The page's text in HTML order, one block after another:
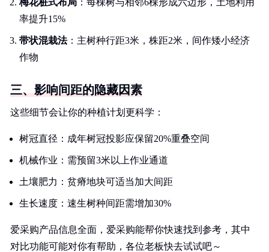
梅花桩式布局 ：每棵树与相邻6棵形成六边形，土地利用
率提升15%
带状混栽法：主树种行距3米，株距2米，间作矮小经济
作物
三、影响间距的隐藏因素
这些细节会让你的种植计划更科学：
树冠直径：成年树冠投影应保留20%重叠空间
机械作业：需预留3米以上作业通道
土壤肥力：贫瘠地块可适当加大间距
生长速度：速生树种间距需增加30%
爱采购产品信息全面，爱采购能帮你快速找到参考，其中
对比功能可能对你有帮助，各位老板快去试试吧～